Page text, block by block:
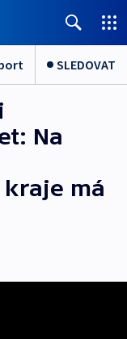
SLEDOVAT
Na
má